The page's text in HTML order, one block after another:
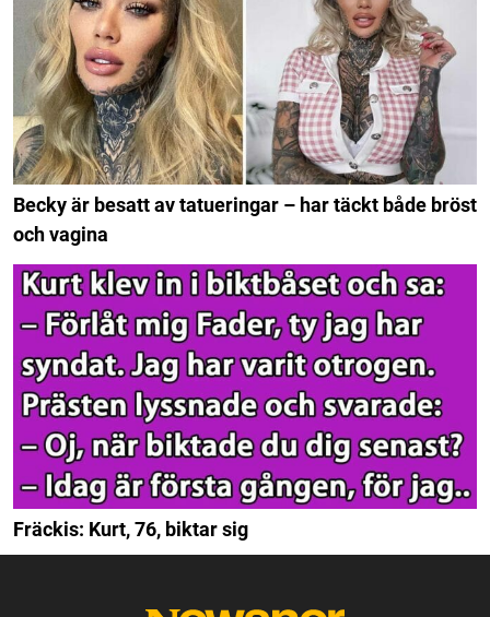
Becky är besatt av tatueringar – har täckt både bröst
och vagina
Fräckis: Kurt, 76, biktar sig